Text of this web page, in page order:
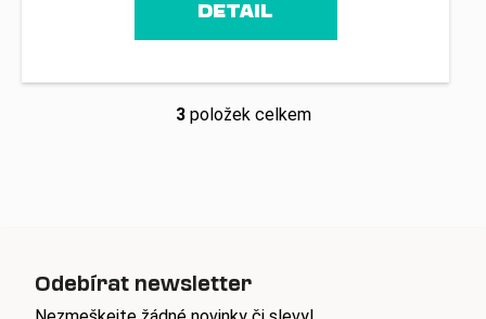
DETAIL
O
í
3položek celkem
Odebírat newsletter